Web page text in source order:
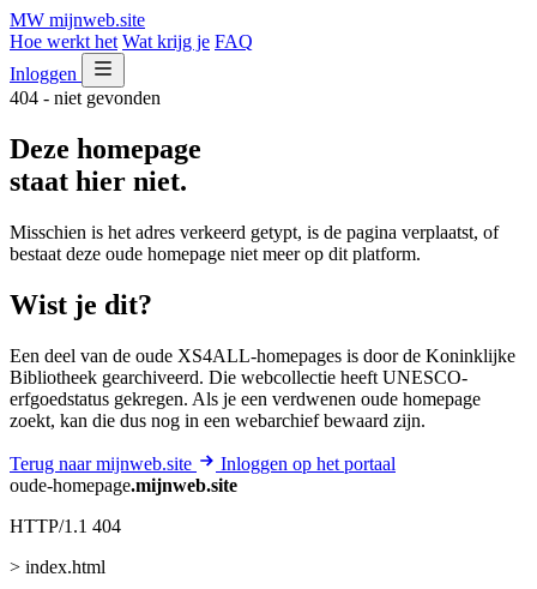
MW mijnweb.site
Hoe werkt het Wat krijg je FAQ
Inloggen
404 - niet gevonden
Deze homepage
staat hier niet.
Misschien is het adres verkeerd getypt, is de pagina verplaatst, of
bestaat deze oude homepage niet meer op dit platform.
Wist je dit?
Een deel van de oude XS4ALL-homepages is door de Koninklijke
Bibliotheek gearchiveerd. Die webcollectie heeft UNESCO-
erfgoedstatus gekregen. Als je een verdwenen oude homepage
zoekt, kan die dus nog in een webarchief bewaard zijn.
Terug naar mijnweb.site
Inloggen op het portaal
oude-homepage.mijnweb.site
HTTP/1.1 404
> index.html